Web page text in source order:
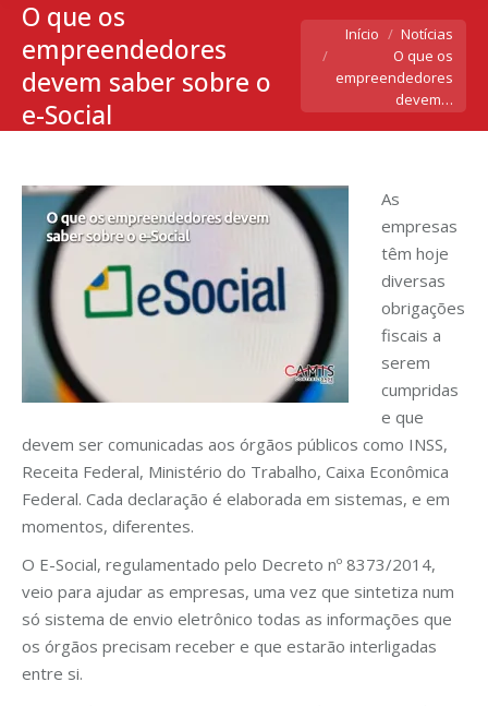
O que os
empreendedores
devem saber sobre o
e-Social
Você está aqui:
Início
Notícias
O que os
empreendedores
devem…
As
empresas
têm hoje
diversas
obrigações
fiscais a
serem
cumpridas
e que
devem ser comunicadas aos órgãos públicos como INSS,
Receita Federal, Ministério do Trabalho, Caixa Econômica
Federal. Cada declaração é elaborada em sistemas, e em
momentos, diferentes.
O E-Social, regulamentado pelo Decreto nº 8373/2014,
veio para ajudar as empresas, uma vez que sintetiza num
só sistema de envio eletrônico todas as informações que
os órgãos precisam receber e que estarão interligadas
entre si.